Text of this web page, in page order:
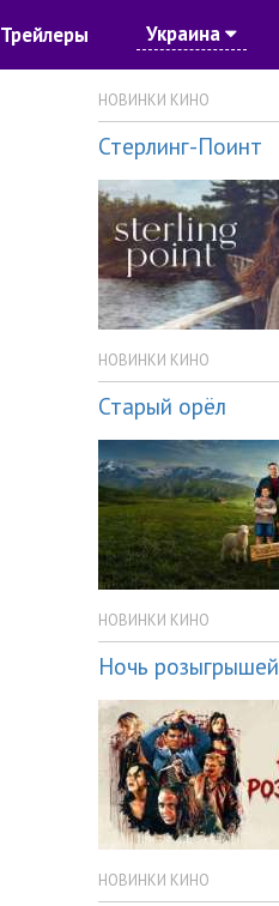
Трейлеры Украина
НОВИНКИ КИНО
Стерлинг-Поинт
НОВИНКИ КИНО
Старый орёл
НОВИНКИ КИНО
Ночь розыгрышей
НОВИНКИ КИНО